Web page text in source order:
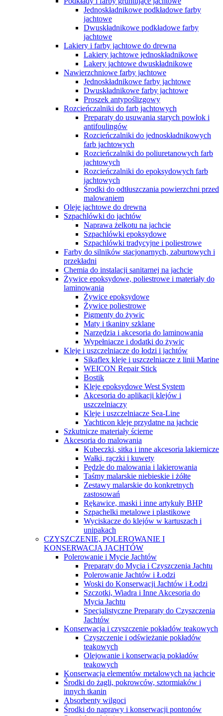
Jednoskładnikowe podkładowe farby
jachtowe
Dwuskładnikowe podkładowe farby
jachtowe
Lakiery i farby jachtowe do drewna
Lakiery jachtowe jednoskładnikowe
Lakery jachtowe dwuskładnikowe
Nawierzchniowe farby jachtowe
Jednoskładnikowe farby jachtowe
Dwuskładnikowe farby jachtowe
Proszek antypoślizgowy
Rozcieńczalniki do farb jachtowych
Preparaty do usuwania starych powłok i
antifoulingów
Rozcieńczalniki do jednoskładnikowych
farb jachtowych
Rozcieńczalniki do poliuretanowych farb
jachtowych
Rozcieńczalniki do epoksydowych farb
jachtowych
Środki do odtłuszczania powierzchni przed
malowaniem
Oleje jachtowe do drewna
Szpachlówki do jachtów
Naprawa żelkotu na jachcie
Szpachlówki epoksydowe
Szpachlówki tradycyjne i poliestrowe
Farby do silników stacjonarnych, zaburtowych i
przekładni
Chemia do instalacji sanitarnej na jachcie
Żywice epoksydowe, poliestrowe i materiały do
laminowania
Żywice epoksydowe
Żywice poliestrowe
Pigmenty do żywic
Maty i tkaniny szklane
Narzędzia i akcesoria do laminowania
Wypełniacze i dodatki do żywic
Kleje i uszczelniacze do łodzi i jachtów
Sikaflex kleje i uszczelniacze z linii Marine
WEICON Repair Stick
Bostik
Kleje epoksydowe West System
Akcesoria do aplikacji klejów i
uszczelniaczy
Kleje i uszczelniacze Sea-Line
Yachticon kleje przydatne na jachcie
Szkutnicze materiały ścierne
Akcesoria do malowania
Kubeczki, sitka i inne akcesoria lakiernicze
Wałki, rączki i kuwety
Pędzle do malowania i lakierowania
Taśmy malarskie niebieskie i żółte
Zestawy malarskie do konkretnych
zastosowań
Rękawice, maski i inne artykuły BHP
Szpachelki metalowe i plastikowe
Wyciskacze do klejów w kartuszach i
unipakach
CZYSZCZENIE, POLEROWANIE I
KONSERWACJA JACHTÓW
Polerowanie i Mycie Jachtów
Preparaty do Mycia i Czyszczenia Jachtu
Polerowanie Jachtów i Łodzi
Woski do Konserwacji Jachtów i Łodzi
Szczotki, Wiadra i Inne Akcesoria do
Mycia Jachtu
Specjalistyczne Preparaty do Czyszczenia
Jachtów
Konserwacja i czyszczenie pokładów teakowych
Czyszczenie i odświeżanie pokładów
teakowych
Olejowanie i konserwacja pokładów
teakowych
Konserwacja elementów metalowych na jachcie
Środki do żagli, pokrowców, sztormiaków i
innych tkanin
Absorbenty wilgoci
Środki do naprawy i konserwacji pontonów